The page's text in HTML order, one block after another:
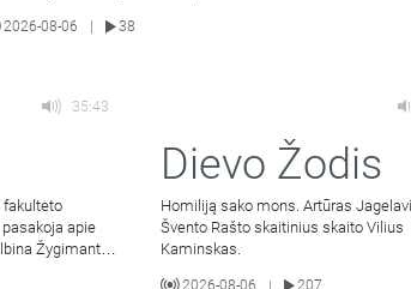
2026-08-06 38
35:43
fakulteto
apie
Žygimantas
Dievo Žodis
Homiliją sako mons. Artūras
Švento Rašto skaitinius skaito Vilius
Kaminskas.
2026-08-06
207